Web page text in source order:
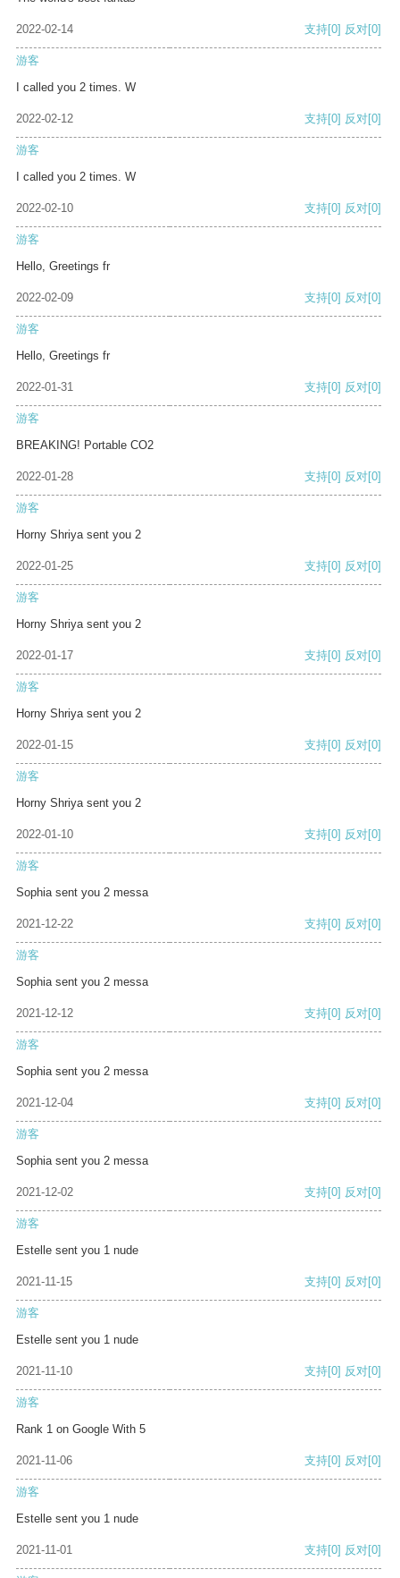
2022-02-14 支持[0] 反对[0]
游客
I called you 2 times. W
2022-02-12 支持[0] 反对[0]
游客
I called you 2 times. W
2022-02-10 支持[0] 反对[0]
游客
Hello, Greetings fr
2022-02-09 支持[0] 反对[0]
游客
Hello, Greetings fr
2022-01-31 支持[0] 反对[0]
游客
BREAKING! Portable CO2
2022-01-28 支持[0] 反对[0]
游客
Horny Shriya sent you 2
2022-01-25 支持[0] 反对[0]
游客
Horny Shriya sent you 2
2022-01-17 支持[0] 反对[0]
游客
Horny Shriya sent you 2
2022-01-15 支持[0] 反对[0]
游客
Horny Shriya sent you 2
2022-01-10 支持[0] 反对[0]
游客
Sophia sent you 2 messa
2021-12-22 支持[0] 反对[0]
游客
Sophia sent you 2 messa
2021-12-12 支持[0] 反对[0]
游客
Sophia sent you 2 messa
2021-12-04 支持[0] 反对[0]
游客
Sophia sent you 2 messa
2021-12-02 支持[0] 反对[0]
游客
Estelle sent you 1 nude
2021-11-15 支持[0] 反对[0]
游客
Estelle sent you 1 nude
2021-11-10 支持[0] 反对[0]
游客
Rank 1 on Google With 5
2021-11-06 支持[0] 反对[0]
游客
Estelle sent you 1 nude
2021-11-01 支持[0] 反对[0]